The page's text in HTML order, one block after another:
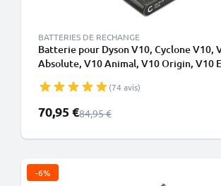
BATTERIES DE RECHANGE
Batterie pour Dyson V10, Cyclone V10,
Absolute, V10 Animal, V10 Origin, V10
B - Batterie à vis - de CELLONIC
(74 avis)
Prix spécial
70,95 €Prix normal
84,95 €
-6%